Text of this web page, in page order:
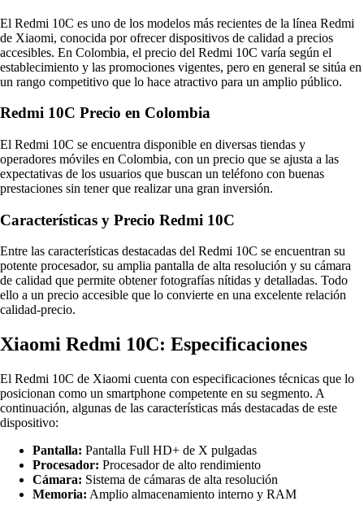
El Redmi 10C es uno de los modelos más recientes de la línea Redmi
de Xiaomi, conocida por ofrecer dispositivos de calidad a precios
accesibles. En Colombia, el precio del Redmi 10C varía según el
establecimiento y las promociones vigentes, pero en general se sitúa en
un rango competitivo que lo hace atractivo para un amplio público.
Redmi 10C Precio en Colombia
El Redmi 10C se encuentra disponible en diversas tiendas y
operadores móviles en Colombia, con un precio que se ajusta a las
expectativas de los usuarios que buscan un teléfono con buenas
prestaciones sin tener que realizar una gran inversión.
Características y Precio Redmi 10C
Entre las características destacadas del Redmi 10C se encuentran su
potente procesador, su amplia pantalla de alta resolución y su cámara
de calidad que permite obtener fotografías nítidas y detalladas. Todo
ello a un precio accesible que lo convierte en una excelente relación
calidad-precio.
Xiaomi Redmi 10C: Especificaciones
El Redmi 10C de Xiaomi cuenta con especificaciones técnicas que lo
posicionan como un smartphone competente en su segmento. A
continuación, algunas de las características más destacadas de este
dispositivo:
Pantalla: Pantalla Full HD+ de X pulgadas
Procesador: Procesador de alto rendimiento
Cámara: Sistema de cámaras de alta resolución
Memoria: Amplio almacenamiento interno y RAM